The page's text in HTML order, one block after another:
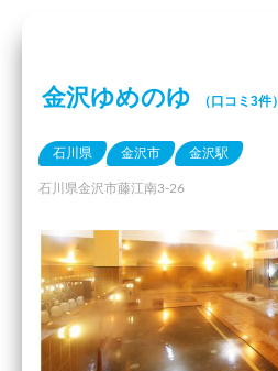
金沢ゆめのゆ （口コミ3件）
石川県 金沢市 金沢駅
石川県金沢市藤江南3-26